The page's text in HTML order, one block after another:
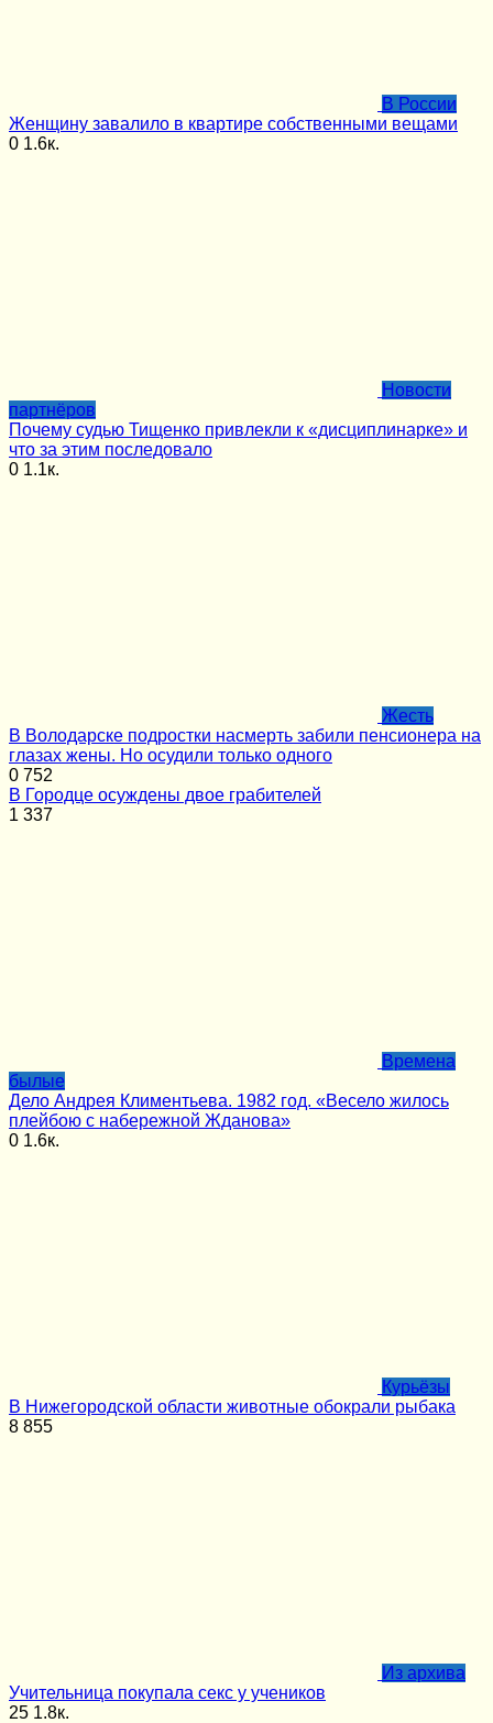
В России
Женщину завалило в квартире собственными вещами
0 1.6к.
Новости
партнёров
Почему судью Тищенко привлекли к «дисциплинарке» и
что за этим последовало
0 1.1к.
Жесть
В Володарске подростки насмерть забили пенсионера на
глазах жены. Но осудили только одного
0 752
В Городце осуждены двое грабителей
1 337
Времена
былые
Дело Андрея Климентьева. 1982 год. «Весело жилось
плейбою с набережной Жданова»
0 1.6к.
Курьёзы
В Нижегородской области животные обокрали рыбака
8 855
Из архива
Учительница покупала секс у учеников
25 1.8к.